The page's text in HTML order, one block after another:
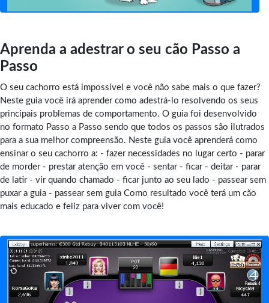
Aprenda a adestrar o seu cão Passo a
Passo
O seu cachorro está impossível e você não sabe mais o que fazer?
Neste guia você irá aprender como adestrá-lo resolvendo os seus
principais problemas de comportamento. O guia foi desenvolvido
no formato Passo a Passo sendo que todos os passos são ilutrados
para a sua melhor compreensão. Neste guia você aprenderá como
ensinar o seu cachorro a: - fazer necessidades no lugar certo - parar
de morder - prestar atenção em você - sentar - ficar - deitar - parar
de latir - vir quando chamado - ficar junto ao seu lado - passear sem
puxar a guia - passear sem guia Como resultado você terá um cão
mais educado e feliz para viver com você!